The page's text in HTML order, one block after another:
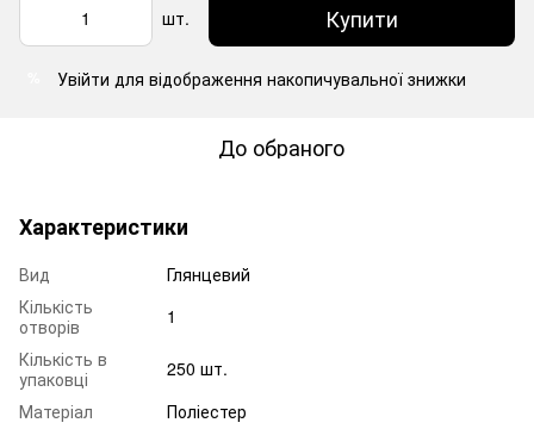
шт. Купити
Увійти для відображення накопичувальної знижки
До обраного
Характеристики
Вид
Глянцевий
Кількість
отворів
1
Кількість в
упаковці
250 шт.
Матеріал
Поліестер